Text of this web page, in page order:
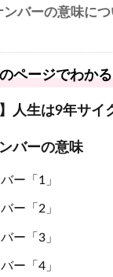
バーの意味に
ページでわか
人生は9年サイ
バーの意味
ー「1」
ー「2」
ー「3」
ー「4」